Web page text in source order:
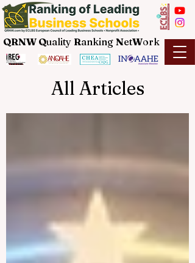
QRNW Quality Ranking NetWork
All Articles